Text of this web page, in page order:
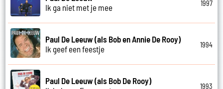
Ik ga niet met je mee
1997
Paul De Leeuw (als Bob en Annie De Rooy)
Ik geef een feestje
1994
Paul De Leeuw (als Bob De Rooy)
1993